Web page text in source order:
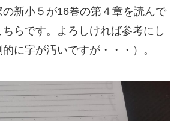
新小５が16巻の第４章を読んで
らです。よろしければ参考にし
に字が汚いですが・・・）。